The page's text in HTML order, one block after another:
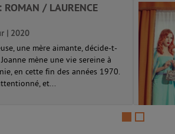
ROMAN / LAURENCE
| 2020
une mère aimante, décide-t-
mène une vie sereine à
en cette fin des années 1970.
et...